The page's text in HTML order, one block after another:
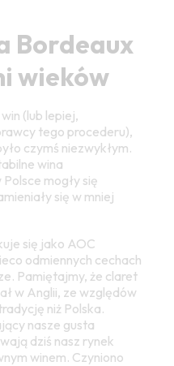
Bordeaux
wieków
(lub lepiej,
tego procederu),
czymś niezwykłym.
wina
mogły się
się w mniej
się jako AOC
odmiennych cechach
Pamiętajmy, że claret
w Anglii, ze względów
niż Polska.
nasze gusta
dziś nasz rynek
winem. Czyniono